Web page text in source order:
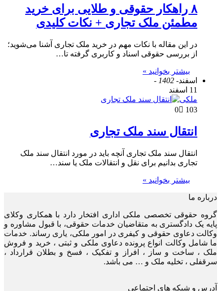
۸ راهکار حقوقی و طلایی برای خرید
مطمئن ملک تجاری + نکات کلیدی
در این مقاله با نکات مهم در خرید ملک تجاری آشنا می‌شوید؛
از بررسی حقوقی اسناد و کاربری گرفته تا…
بیشتر بخوانید »
اسفند- 1402 -
11 اسفند
ملکی
0
103
انتقال سند ملک تجاری
انتقال سند ملک تجاری آنچه باید در مورد انتقال سند ملک
تجاری بدانیم برای نقل و انتقالات ملک یا سند…
بیشتر بخوانید »
درباره ما
گروه حقوقی تخصصی ملکی اداری افتخار دارد با همکاری وکلای
پایه یک دادگستری به متقاضیان خدمات حقوقی، با قبول مشاوره و
وکالت دعاوی حقوقی و کیفری در امور ملکی، یاری رساند. خدمات
ما شامل وکالت انواع پرونده دعاوی ملکی و ثبتی ، خرید و فروش
ملک ، ساخت و ساز ، افراز و تفکیک ، فسخ و بطلان قرارداد ،
سرقفلی ، تخلیه ملک و … می باشد.
آدرس و شبکه های اجتماعی